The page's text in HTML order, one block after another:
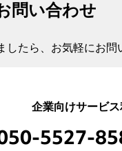
問い合わせ
したら、お気軽にお問
企業向けサービ
5527-